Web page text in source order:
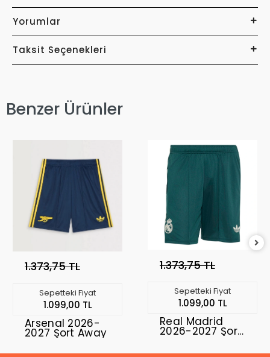
Yorumlar
Taksit Seçenekleri
Benzer Ürünler
1.373,75 TL
Sepetteki Fiyat
1.099,00 TL
Arsenal 2026-
2027 Şort Away
1.373,75 TL
Sepetteki Fiyat
1.099,00 TL
Real Madrid
2026-2027 Şort